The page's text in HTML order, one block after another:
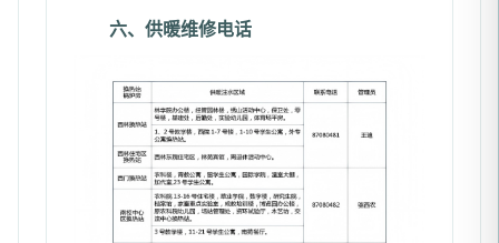
六、供暖维修电话